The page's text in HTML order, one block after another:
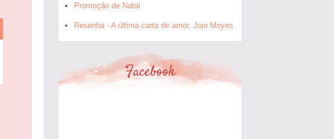
Promoção de Natal
Resenha - A última carta de amor, Jojo Moyes
Facebook